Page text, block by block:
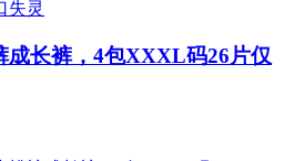
成长裤，4包XXXL码26片仅